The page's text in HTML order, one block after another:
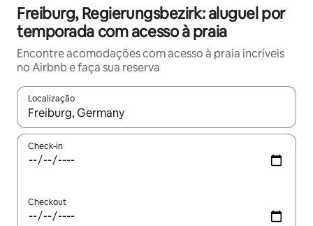
Freiburg, Regierungsbezirk: aluguel por
temporada com acesso à praia
Encontre acomodações com acesso à praia incríveis
no Airbnb e faça sua reserva
Localização
Quando os resultados estiverem disponíveis, explore-os
Check-in
Checkout